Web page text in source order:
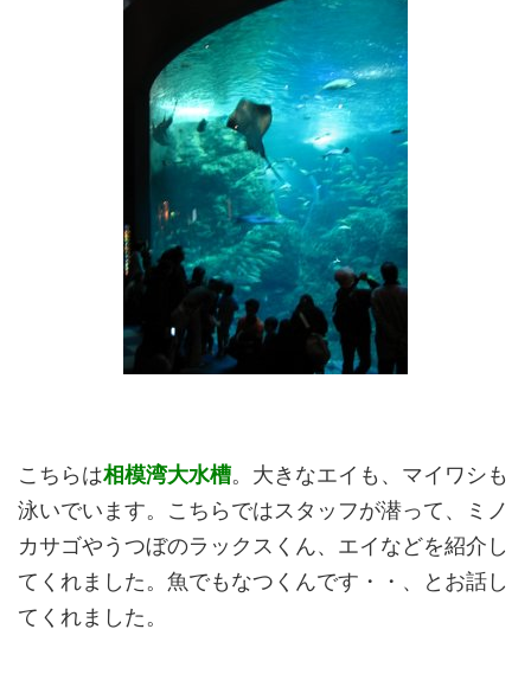
こちらは相模湾大水槽。大きなエイも、マイワシも
泳いでいます。こちらではスタッフが潜って、ミノ
カサゴやうつぼのラックスくん、エイなどを紹介し
てくれました。魚でもなつくんです・・、とお話し
てくれました。